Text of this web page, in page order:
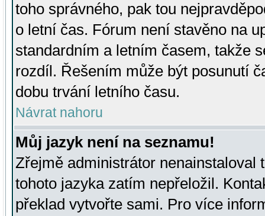
toho správného, pak tou
o letní čas. Fórum není stavěno na
standardním a letním časem, takže
rozdíl. Řešením může být posunutí
dobu trvání letního času.
Návrat nahoru
Můj jazyk není na seznamu!
Zřejmě administrátor nenainstaloval
tohoto jazyka zatím nepřeložil.
překlad vytvořte sami. Pro více